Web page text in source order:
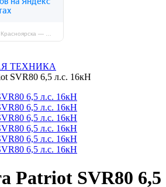
ТЕХНИКА
SVR80 6,5 л.с. 16кН
Patriot SVR80 6,5